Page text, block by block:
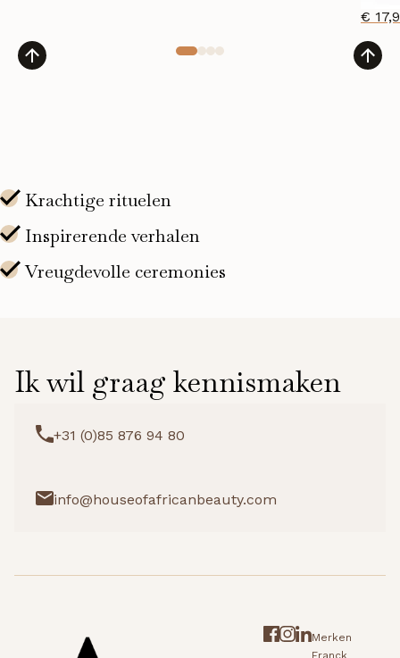
€
Ik wil graag kennismaken
+31 (0)85 876 94 80
info@houseofafricanbeauty.com
Merken
Franck